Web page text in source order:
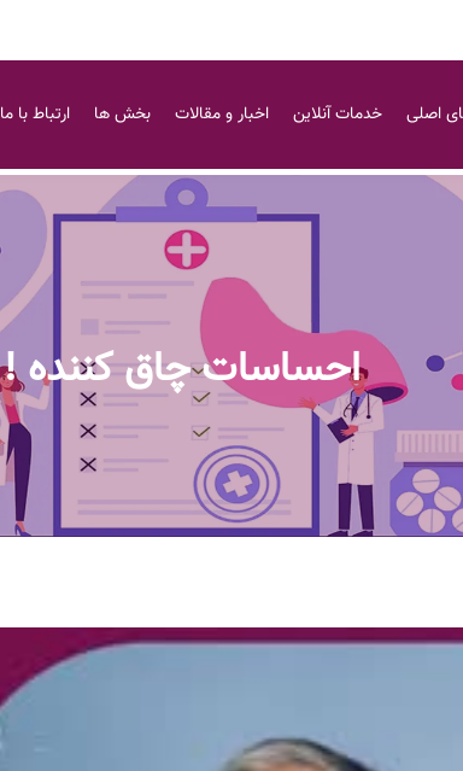
اصلی خدمات آنلاین اخبار و مقالات بخش ها ارتباط با ما
احساسات چاق کننده !